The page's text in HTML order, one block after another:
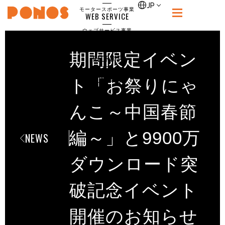
PONOS
モータースポーツ事業
WEB SERVICE
ウェブサービス事業
ニュース
RECRUIT
CONTACT
お問合せ
JP
NEWS
期間限定イベン
ト「お祭りにゃ
んこ～中国春節
編～」と9900万
ダウンロード突
破記念イベント
開催のお知らせ